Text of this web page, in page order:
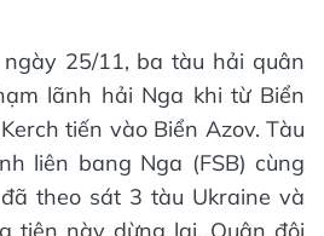
25/11, ba tàu hải quân
lãnh hải Nga khi từ Biển
tiến vào Biển Azov. Tàu
liên bang Nga (FSB) cùng
theo sát 3 tàu Ukraine và
tiện này dừng lại. Quân đội